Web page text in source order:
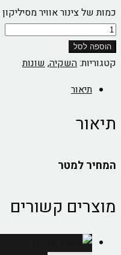
כמות של צינור אוויר
הוספה לסל
קטגוריות:השקיה,שונות
תיאור
תיאור
המחיר למטר
מוצרים קשורים